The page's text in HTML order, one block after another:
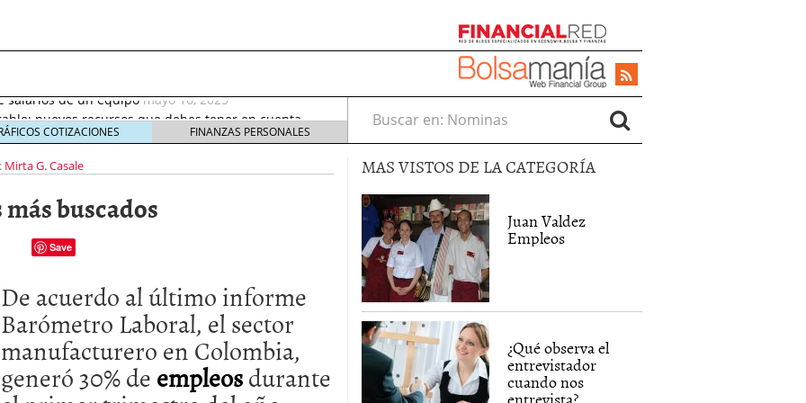
2017
nuevos recursos que debes tener en cuenta
2, 2021
al desarrollo de las nuevas tecnologías? mayo
2017 octubre 27, 2017
salarios de un equipo
COTIZACIONES FINANZAS PERSONALES
Buscar en:
Mirta G. Casale
buscados
Save
De acuerdo al último informe
Barómetro Laboral, el sector
manufacturero en Colombia,
generó 30% deempleosdurante
MAS VISTOS DE LA CATEGORÍA
Juan Valdez
Empleos
¿Qué observa el
entrevistador
cuando nos